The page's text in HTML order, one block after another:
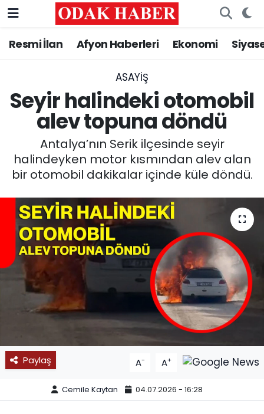
Resmi İlan Afyon Haberleri Ekonomi
ASAYİŞ
Seyir halindeki otomobil
alev topuna döndü
Antalya’nın Serik ilçesinde seyir
halindeyken motor kısmından alev alan
bir otomobil dakikalar içinde küle döndü.
Paylaş A- A+
Cemile Kaytan 04.07.2026 - 16:28
AFYONKARAHİSAR HABERLERİ
ASAYİŞ
SİYASET
EĞİTİM
MAGAZİN
SAĞLIK
SPOR
11:11 MANŞET
Nöbetçi Eczaneler
Trafik Durumu
Süper Lig Puan Durumu ve Fikstür
Tüm Manşetler
Son Dakika Haberleri
Haber Arşivi